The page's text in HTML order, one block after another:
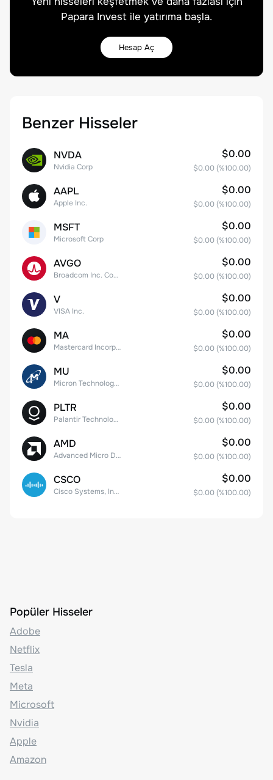
Papara Invest ile yatırıma başla.
Hesap Aç
Benzer Hisseler
NVDA
Nvidia Corp
$0.00
$0.00 (%100.00)
AAPL
Apple Inc.
$0.00
$0.00 (%100.00)
MSFT
Microsoft Corp
$0.00
$0.00 (%100.00)
AVGO
Broadcom Inc. Common Stock
$0.00
$0.00 (%100.00)
V
VISA Inc.
$0.00
$0.00 (%100.00)
MA
Mastercard Incorporated
$0.00
$0.00 (%100.00)
MU
Micron Technology, Inc.
$0.00
$0.00 (%100.00)
PLTR
Palantir Technologies Inc. Class A Common Stock
$0.00
$0.00 (%100.00)
AMD
Advanced Micro Devices
$0.00
$0.00 (%100.00)
CSCO
Cisco Systems, Inc. Common Stock (DE)
$0.00
$0.00 (%100.00)
Popüler Hisseler
Adobe
Netflix
Tesla
Meta
Microsoft
Nvidia
Apple
Amazon